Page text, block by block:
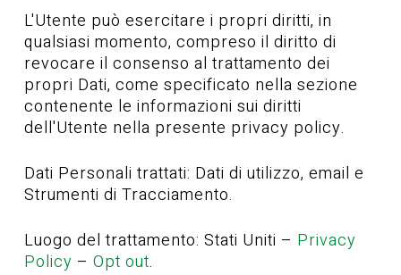
L'Utente può esercitare i propri diritti, in
qualsiasi momento, compreso il diritto di
revocare il consenso al trattamento dei
propri Dati, come specificato nella sezione
contenente le informazioni sui diritti
dell'Utente nella presente privacy policy.
Dati Personali trattati: Dati di utilizzo, email e
Strumenti di Tracciamento.
Luogo del trattamento: Stati Uniti – Privacy
Policy – Opt out.